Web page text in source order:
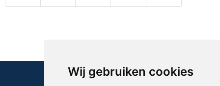
Wij gebruiken cookies